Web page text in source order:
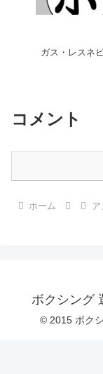
ガス・レスネ
コメント
ホーム ア
ボクシング
© 2015 ボク